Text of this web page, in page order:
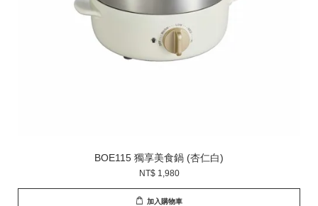
BOE115 獨享美食鍋 (杏仁白)
NT$ 1,980
加入購物車